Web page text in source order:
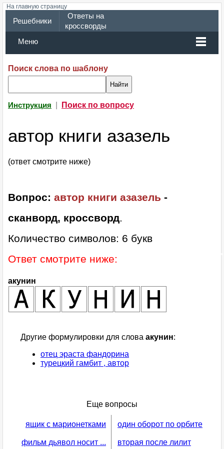
На главную страницу
Решебники
Ответы на
кроссворды
Меню
Поиск слова по шаблону
Инструкция Поиск по вопросу
автор книги азазель
(ответ смотрите ниже)
Вопрос: автор книги азазель -
сканворд, кроссворд.
Количество символов: 6 букв
Ответ смотрите ниже:
акунин
Другие формулировки для слова акунин:
отец эраста фандорина
турецкий гамбит , автор
Еще вопросы
ящик с марионетками
фильм дьявол носит ...
один оборот по орбите
вторая после лилит